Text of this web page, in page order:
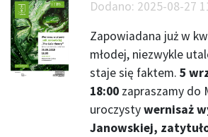
Dodano: 2025-08-27
Zapowiadana już w
młodej, niezwykle
staje się faktem. 5
18:00 zapraszamy do
uroczystywernisaż
Janowskiej,